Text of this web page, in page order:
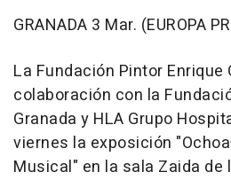
GRANADA 3 Mar. (EUROPA
La Fundación Pintor Enrique
colaboración con la
Granada y HLA Grupo
viernes la exposición
Musical" en la sala Zaida de